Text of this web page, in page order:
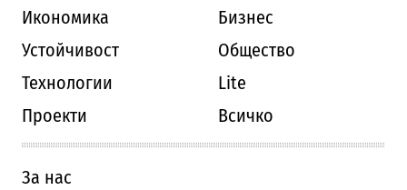
Икономика
Бизнес
Устойчивост
Общество
Технологии
Lite
Проекти
Всичко
За нас